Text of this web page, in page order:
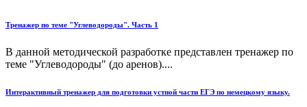
Тренажер по теме "Углеводороды". Часть 1
В данной методической разработке представлен тренажер по
теме "Углеводороды" (до аренов)....
Интерактивный тренажер для подготовки устной части ЕГЭ по немецкому языку.